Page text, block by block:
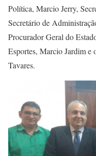
Política, Marcio Jerry,
Secretário de
Procurador Geral do
Esportes, Marcio Jardim e
Tavares.